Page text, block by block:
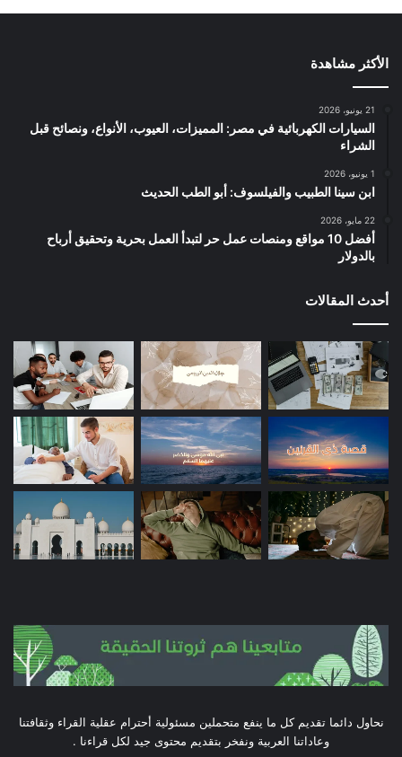
الأكثر مشاهدة
21 يونيو، 2026
السيارات الكهربائية في مصر: المميزات، العيوب، الأنواع، ونصائح قبل
الشراء
1 يونيو، 2026
ابن سينا الطبيب والفيلسوف: أبو الطب الحديث
22 مايو، 2026
أفضل 10 مواقع ومنصات عمل حر لتبدأ العمل بحرية وتحقيق أرباح
بالدولار
أحدث المقالات
نحاول دائما تقديم كل ما ينفع متحملين مسئولية أحترام عقلية القراء وثقافتنا
وعاداتنا العربية ونفخر بتقديم محتوى جيد لكل قراءنا .